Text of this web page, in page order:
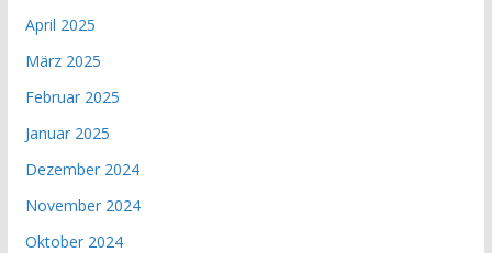
April 2025
März 2025
Februar 2025
Januar 2025
Dezember 2024
November 2024
Oktober 2024